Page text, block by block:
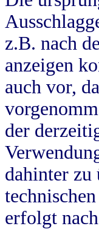
z.B. nach
anzeigen
auch vor,
der
dahinter zu
erfolgt